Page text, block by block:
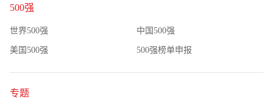
500强
世界500强 中国500强
美国500强 500强榜单申报
专题